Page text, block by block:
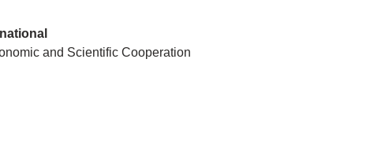
and Scientific Cooperation